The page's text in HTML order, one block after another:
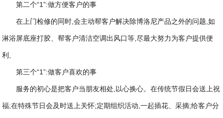
第二个“1”:做方便客户的事
在上门检修的同时,会主动帮客户解决除博洛尼产品之外的问题,如
淋浴屏底座打胶、帮客户清洁空调出风口等,尽最大努力为客户提供便
利,
第三个“1”:做客户喜欢的事
服务的初心是把客户当朋友相处,以心换心。在传统节假日会送上祝
福;在特殊节日会及时送上关怀;定期组织活动,一起插花、采摘;给客户分